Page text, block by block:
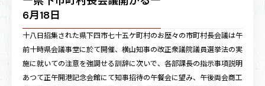
6月18日
十八日招集された県下四市七十五ケ町村のお歴々の市町村長会議は午
前十時県会議事堂に於て開催、横山知事の改正衆議院議員選挙法の実
施に就いての注意を強調せる訓辞に次いで、各部課長の指示事項説明
あつて正午開港記念会館にて知事招待の午餐会に望み、午後両会商工